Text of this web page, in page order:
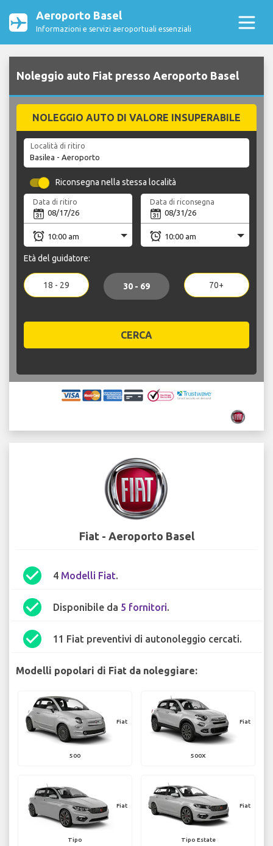
Aeroporto Basel
Informazioni e servizi aeroportuali essenziali
Noleggio auto Fiat presso Aeroporto Basel
NOLEGGIO AUTO DI VALORE INSUPERABILE
Località di ritiro
Riconsegna nella stessa località
Data di ritiro Data di riconsegna
Età del guidatore:
18 - 29 30 - 69 70+
CERCA
Fiat - Aeroporto Basel
check_circle 4 Modelli Fiat.
check_circle Disponibile da 5 fornitori.
check_circle 11 Fiat preventivi di autonoleggio cercati.
Modelli popolari di Fiat da noleggiare:
Fiat
500
Fiat
500X
Fiat
Tipo
Fiat
Tipo Estate